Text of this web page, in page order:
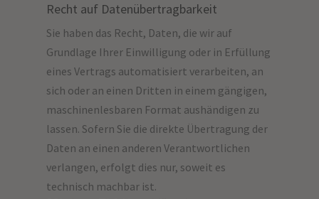
Recht auf Datenübertragbarkeit
Sie haben das Recht, Daten, die wir auf
Grundlage Ihrer Einwilligung oder in Erfüllung
eines Vertrags automatisiert verarbeiten, an
sich oder an einen Dritten in einem gängigen,
maschinenlesbaren Format aushändigen zu
lassen. Sofern Sie die direkte Übertragung der
Daten an einen anderen Verantwortlichen
verlangen, erfolgt dies nur, soweit es
technisch machbar ist.